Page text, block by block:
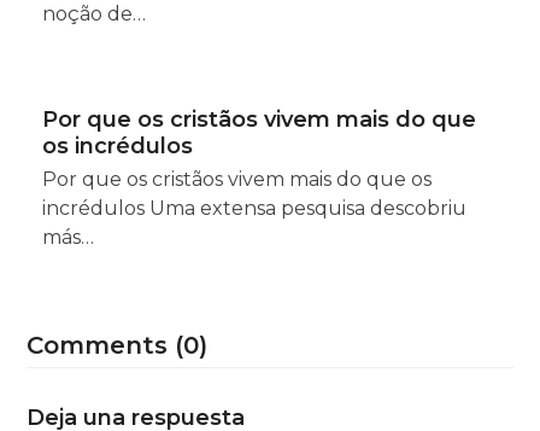
noção de…
Por que os cristãos vivem mais do que
os incrédulos
Por que os cristãos vivem mais do que os
incrédulos Uma extensa pesquisa descobriu
más…
Comments (0)
Deja una respuesta